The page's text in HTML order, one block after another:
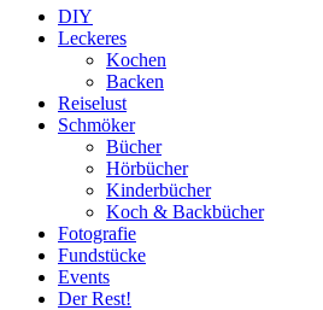
DIY
Leckeres
Kochen
Backen
Reiselust
Schmöker
Bücher
Hörbücher
Kinderbücher
Koch & Backbücher
Fotografie
Fundstücke
Events
Der Rest!